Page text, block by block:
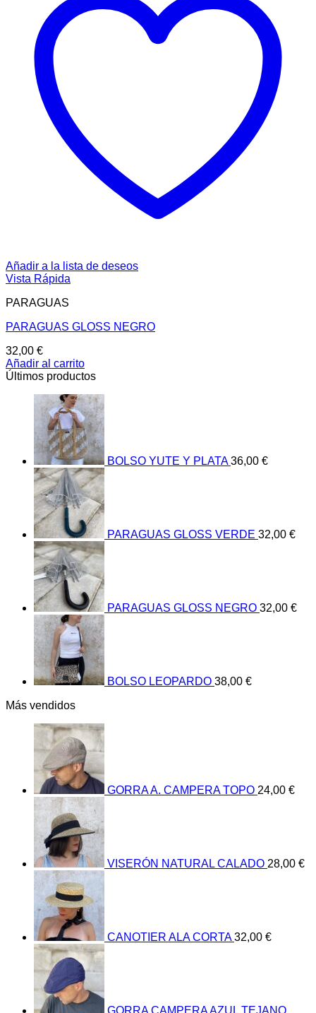
Añadir a la lista de deseos
Vista Rápida
PARAGUAS
PARAGUAS GLOSS NEGRO
32,00 €
Añadir al carrito
Últimos productos
BOLSO YUTE Y PLATA 36,00 €
PARAGUAS GLOSS VERDE 32,00 €
PARAGUAS GLOSS NEGRO 32,00 €
BOLSO LEOPARDO 38,00 €
Más vendidos
GORRA A. CAMPERA TOPO 24,00 €
VISERÓN NATURAL CALADO 28,00 €
CANOTIER ALA CORTA 32,00 €
GORRA CAMPERA AZUL TEJANO